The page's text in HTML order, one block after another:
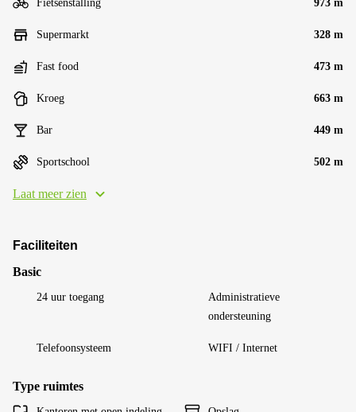
Fietsenstalling 973 m
Supermarkt 328 m
Fast food 473 m
Kroeg 663 m
Bar 449 m
Sportschool 502 m
Laat meer zien
Faciliteiten
Basic
24 uur toegang
Administratieve
ondersteuning
Telefoonsysteem WIFI / Internet
Type ruimtes